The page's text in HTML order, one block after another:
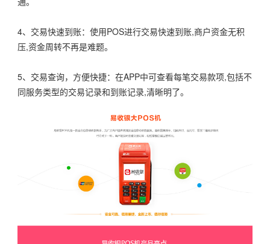
4、交易快速到账：使用POS进行交易快速到账,商户资金无积
压,资金周转不再是难题。
5、交易查询，方便快捷：在APP中可查看每笔交易款项,包括不
同服务类型的交易记录和到账记录,清晰明了。